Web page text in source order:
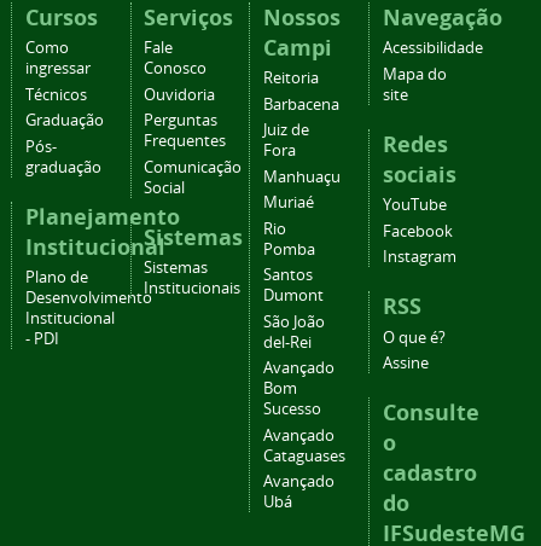
Cursos
Como
ingressar
Técnicos
Graduação
Pós-
graduação
Planejamento
Institucional
Plano de
Desenvolvimento
Institucional
- PDI
Serviços
Fale
Conosco
Ouvidoria
Perguntas
Frequentes
Comunicação
Social
Sistemas
Sistemas
Institucionais
Nossos
Campi
Reitoria
Barbacena
Juiz de
Fora
Manhuaçu
Muriaé
Rio
Pomba
Santos
Dumont
São João
del-Rei
Avançado
Bom
Sucesso
Avançado
Cataguases
Avançado
Ubá
Navegação
Acessibilidade
Mapa do
site
Redes
sociais
YouTube
Facebook
Instagram
RSS
O que é?
Assine
Consulte
o
cadastro
do
IFSudesteMG